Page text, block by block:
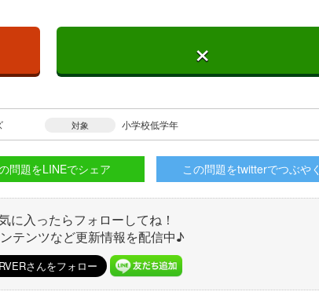
×
対象 小学校低学年
問題をLINEでシェア この問題をtwitterでつぶやく
に入ったらフォローしてね！
テンツなど更新情報を配信中♪